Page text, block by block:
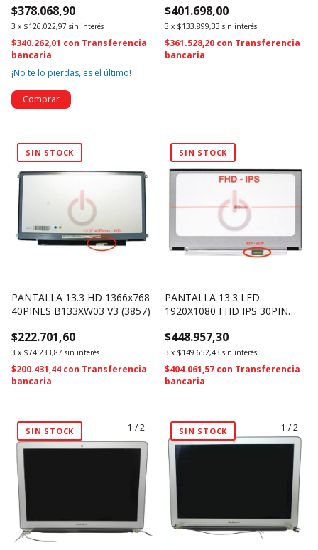
40 PIN (2607)
$378.068,90
3 x $126.022,97 sin interés
$340.262,01 con Transferencia
bancaria
¡No te lo pierdas, es el último!
$401.698,00
3 x $133.899,33 sin interés
$361.528,20 con Transferencia
bancaria
SIN STOCK
PANTALLA 13.3 HD 1366x768
40PINES B133XW03 V3 (3857)
$222.701,60
3 x $74.233,87 sin interés
$200.431,44 con Transferencia
bancaria
SIN STOCK
PANTALLA 13.3 LED
1920X1080 FHD IPS 30PIN
REV.C1 (2063)
$448.957,30
3 x $149.652,43 sin interés
$404.061,57 con Transferencia
bancaria
1 /2
SIN STOCK 1 /2
SIN STOCK